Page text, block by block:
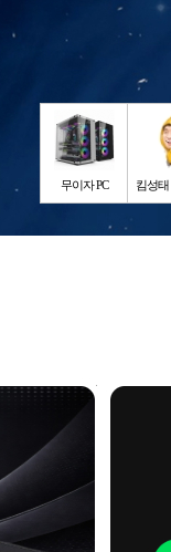
무이자 PC 킴성태